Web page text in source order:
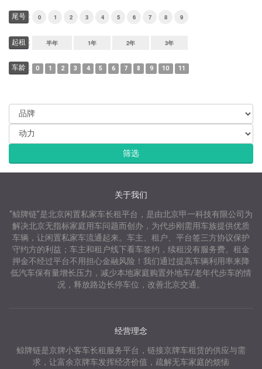
尾号 : 0 1 2 3 4 5 6 7 8 9
起租 : 半年 1年 2年 3年
车龄 : 0 1 2 3 4 5 6 7 8 9 10 11
关于我们
“鲸牌链”是北京闲置私家车长租平台，是由北京甲一科技有限公司为
解决北京无指标家庭用车问题而创办，为代步刚需用车族提供优质
车辆，让闲置私家车流通起来。车主、租户、平台签三方协议保护
守约方的利益；车主和租户线下看车签约，续租没有服务费。租金
押金不经过平台不用担心金融风险！我们通过提高车辆利用率来降
低汽车保有量增长压力，减少本地家庭购置外地车/老年代步车的情
况，释放路边长停车位，改善北京交通。
经营理念
鲸牌链是京牌小客车长租服务平台，链接京牌车租赁的供应与需
求，让富余京牌车发挥经济价值，疏解无车家庭的烦恼